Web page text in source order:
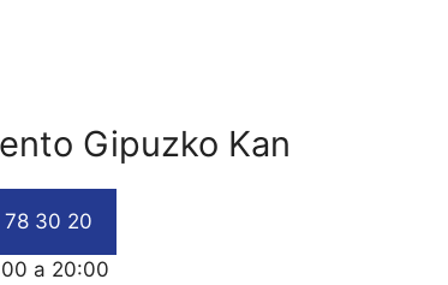
Gipuzko Kan
30 20
a 20:00